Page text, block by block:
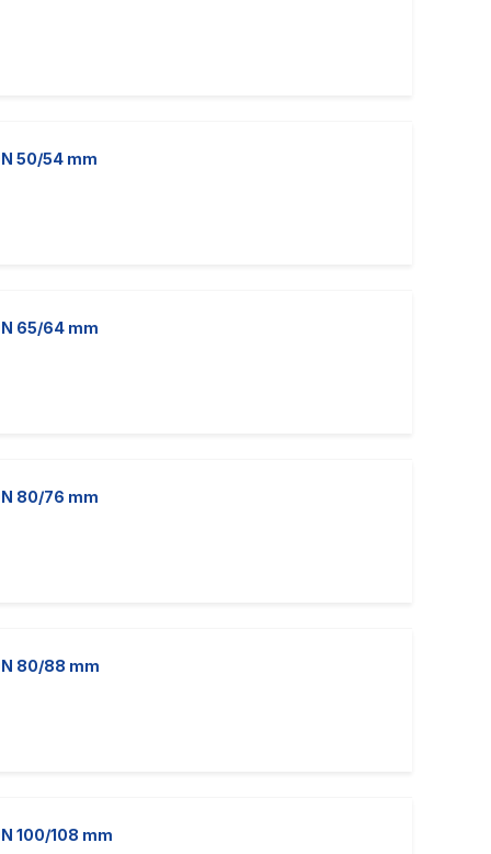
50/54 mm
65/64 mm
80/76 mm
80/88 mm
100/108 mm